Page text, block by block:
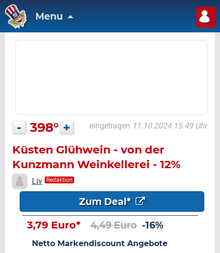
Menu
- 398° + eingetragen 11.10.2024 15:49 Uhr
Küsten Glühwein - von der
Kunzmann Weinkellerei - 12%
vol - 0,75l
Liv Redaktion
Zum Deal*
3,79 Euro* 4,49 Euro -16%
Netto Markendiscount Angebote